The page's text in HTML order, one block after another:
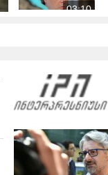
03:10